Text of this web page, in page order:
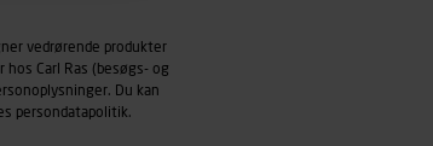
vedrørende produkter
Carl Ras (besøgs- og
Du kan
persondatapolitik.